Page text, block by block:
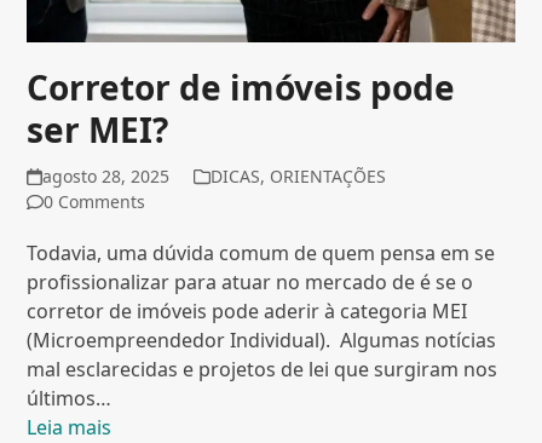
Corretor de imóveis pode
ser MEI?
agosto 28, 2025 DICAS, ORIENTAÇÕES
0 Comments
Todavia, uma dúvida comum de quem pensa em se
profissionalizar para atuar no mercado de é se o
corretor de imóveis pode aderir à categoria MEI
(Microempreendedor Individual). Algumas notícias
mal esclarecidas e projetos de lei que surgiram nos
últimos…
Leia mais